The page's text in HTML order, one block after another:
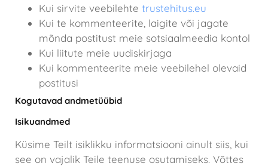
Kui sirvite veebilehte trustehitus.eu
Kui te kommenteerite, laigite või jagate
mõnda postitust meie sotsiaalmeedia kontol
Kui liitute meie uudiskirjaga
Kui kommenteerite meie veebilehel olevaid
postitusi
Kogutavad andmetüübid
Isikuandmed
Küsime Teilt isiklikku informatsiooni ainult siis, kui
see on vajalik Teile teenuse osutamiseks. Võttes